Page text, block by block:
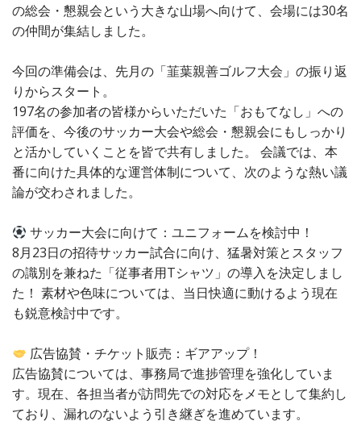
の総会・懇親会という大きな山場へ向けて、会場には30名
の仲間が集結しました。
今回の準備会は、先月の「韮葉親善ゴルフ大会」の振り返
りからスタート。
197名の参加者の皆様からいただいた「おもてなし」への
評価を、今後のサッカー大会や総会・懇親会にもしっかり
と活かしていくことを皆で共有しました。 会議では、本
番に向けた具体的な運営体制について、次のような熱い議
論が交わされました。
サッカー大会に向けて：ユニフォームを検討中！
8月23日の招待サッカー試合に向け、猛暑対策とスタッフ
の識別を兼ねた「従事者用Tシャツ」の導入を決定しまし
た！ 素材や色味については、当日快適に動けるよう現在
も鋭意検討中です。
広告協賛・チケット販売：ギアアップ！
広告協賛については、事務局で進捗管理を強化していま
す。現在、各担当者が訪問先での対応をメモとして集約し
ており、漏れのないよう引き継ぎを進めています。